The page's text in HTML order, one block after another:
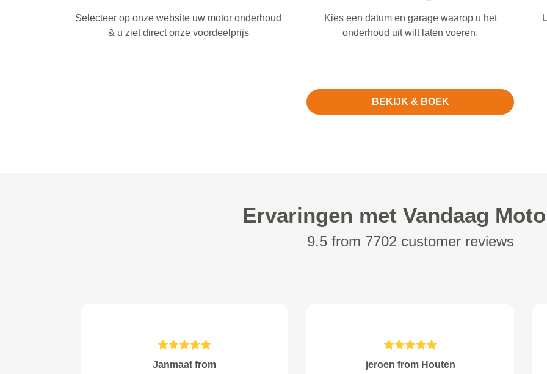
Selecteer op onze website uw motor onderhoud
& u ziet direct onze voordeelprijs
Kies een datum en garage waarop u het
onderhoud uit wilt laten voeren.
BEKIJK & BOEK
Ervaringen met Vandaag
9.5 from 7702 customer reviews
van der Laan from Weesp K.J.Keus from Naaldwijk